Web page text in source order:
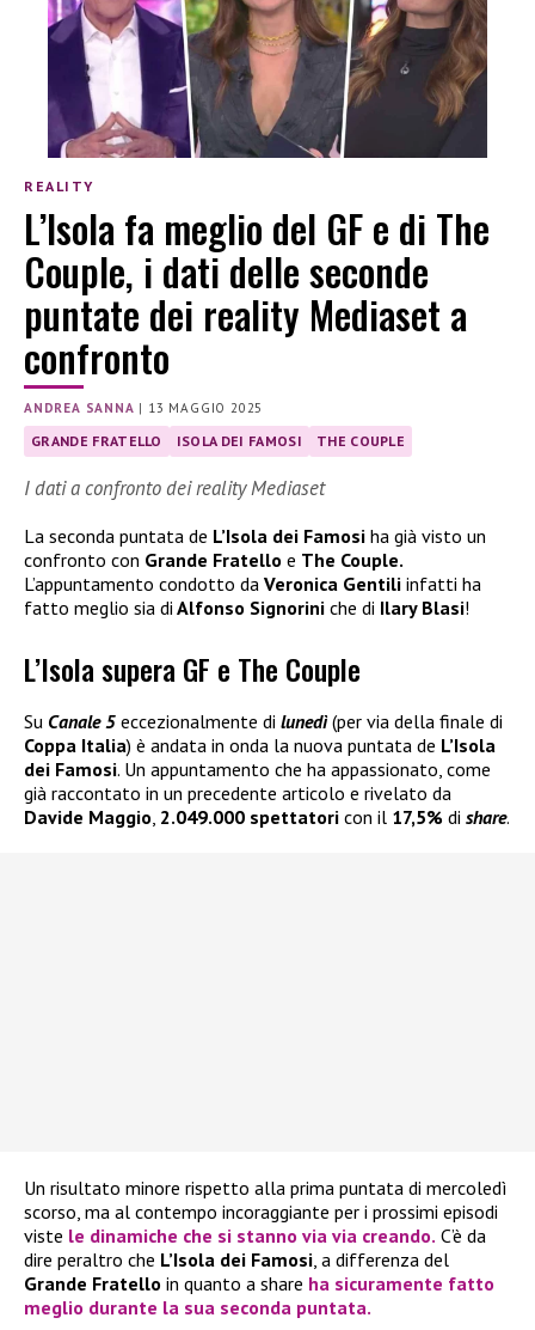
REALITY
L’Isola fa meglio del GF e di The
Couple, i dati delle seconde
puntate dei reality Mediaset a
confronto
ANDREA SANNA | 13 MAGGIO 2025
GRANDE FRATELLO ISOLA DEI FAMOSI THE COUPLE
I dati a confronto dei reality Mediaset
La seconda puntata de L’Isola dei Famosi ha già visto un
confronto con Grande Fratello e The Couple.
L’appuntamento condotto da Veronica Gentili infatti ha
fatto meglio sia di Alfonso Signorini che di Ilary Blasi!
L’Isola supera GF e The Couple
Su Canale 5 eccezionalmente di lunedì(per via della finale di
Coppa Italia) è andata in onda la nuova puntata de L’Isola
dei Famosi. Un appuntamento che ha appassionato, come
già raccontato in un precedente articolo e rivelato da
Davide Maggio 2.049.000 spettatori con il 17,5% di share.
Un risultato minore rispetto alla prima puntata di mercoledì
scorso, ma al contempo incoraggiante per i prossimi episodi
viste le dinamiche che si stanno via via creando. C’è da
dire peraltro che L’Isola dei Famosi , a differenza del
Grande Fratello in quanto a share ha sicuramente fatto
meglio durante la sua seconda puntata.